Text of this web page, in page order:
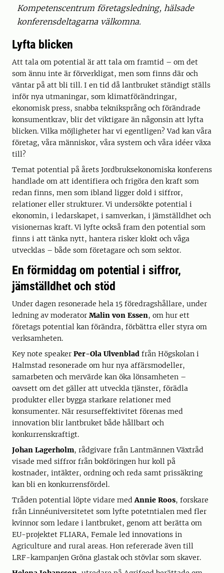
Kompetenscentrum företagsledning, hälsade
konferensdeltagarna välkomna.
Lyfta blicken
Att tala om potential är att tala om framtid – om det
som ännu inte är förverkligat, men som finns där och
väntar på att bli till. I en tid då lantbruket ständigt ställs
inför nya utmaningar, som klimatförändringar,
ekonomisk press, snabba tekniksprång och förändrade
konsumentkrav, blir det viktigare än någonsin att lyfta
blicken. Vilka möjligheter har vi egentligen? Vad kan våra
företag, våra människor, våra system och våra idéer växa
till?
Temat potential på årets Jordbruksekonomiska konferens
handlade om att identifiera och frigöra den kraft som
redan finns, men som ibland ligger dold i siffror,
relationer eller strukturer. Vi undersökte potential i
ekonomin, i ledarskapet, i samverkan, i jämställdhet och
visionernas kraft. Vi lyfte också fram den potential som
finns i att tänka nytt, hantera risker klokt och våga
utvecklas – både som företagare och som sektor.
En förmiddag om potential i siffror,
jämställdhet och stöd
Under dagen resonerade hela 15 föredragshållare, under
ledning av moderator Malin von Essen, om hur ett
företags potential kan förändra, förbättra eller styra om
verksamheten.
Key note speaker Per-Ola Ulvenblad från Högskolan i
Halmstad resonerade om hur nya affärsmodeller,
samarbeten och mervärde kan öka lönsamheten –
oavsett om det gäller att utveckla tjänster, förädla
produkter eller bygga starkare relationer med
konsumenter. När resurseffektivitet förenas med
innovation blir lantbruket både hållbart och
konkurrenskraftigt.
Johan Lagerholm, rådgivare från Lantmännen Växtråd
visade med siffror från bokföringen hur koll på
kostnader, intäkter, ordning och reda samt prissäkring
kan bli en konkurrensfördel.
Tråden potential löpte vidare medAnnie Roos, forskare
från Linnéuniversitetet som lyfte potetntialen med fler
kvinnor som ledare i lantbruket, genom att berätta om
EU-projektet FLIARA, Female led innovations in
Agriculture and rural areas. Hon refererade även till
LRF-kampanjen Gröna glastak och stövlar som skaver.